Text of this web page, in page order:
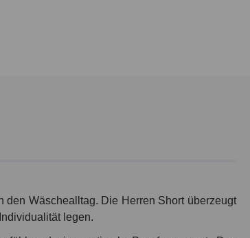
den Wäschealltag. Die Herren Short überzeugt
legen.